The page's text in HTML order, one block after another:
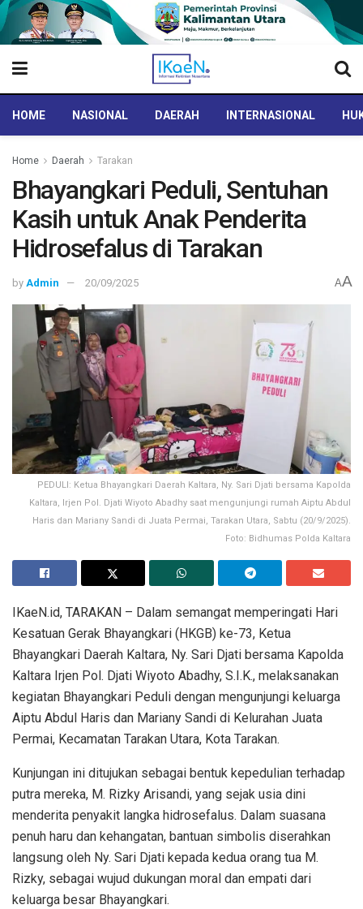
HOME NASIONAL DAERAH INTERNASIONAL
Home Daerah Tarakan
Bhayangkari Peduli, Sentuhan
Kasih untuk Anak Penderita
Hidrosefalus di Tarakan
by Admin 20/09/2025 AA
PEDULI: Ketua Bhayangkari Daerah Kaltara, Ny. Sari Djati bersama Kapolda
Kaltara, Irjen Pol. Djati Wiyoto Abadhy saat mengunjungi rumah Aiptu Abdul
Haris dan Mariany Sandi di Juata Permai, Tarakan Utara, Sabtu (20/9/2025).
Foto: Bidhumas Polda Kaltara
IKaeN.id, TARAKAN – Dalam semangat memperingati Hari
Kesatuan Gerak Bhayangkari (HKGB) ke-73, Ketua
Bhayangkari Daerah Kaltara, Ny. Sari Djati bersama Kapolda
Kaltara Irjen Pol. Djati Wiyoto Abadhy, S.I.K., melaksanakan
kegiatan Bhayangkari Peduli dengan mengunjungi keluarga
Aiptu Abdul Haris dan Mariany Sandi di Kelurahan Juata
Permai, Kecamatan Tarakan Utara, Kota Tarakan.
Kunjungan ini ditujukan sebagai bentuk kepedulian terhadap
putra mereka, M. Rizky Arisandi, yang sejak usia dini
menderita penyakit langka hidrosefalus. Dalam suasana
penuh haru dan kehangatan, bantuan simbolis diserahkan
langsung oleh Ny. Sari Djati kepada kedua orang tua M.
Rizky, sebagai wujud dukungan moral dan empati dari
keluarga besar Bhayangkari.